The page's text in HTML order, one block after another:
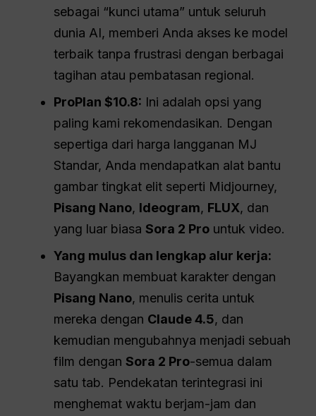
sebagai “kunci utama” untuk seluruh
dunia AI, memberi Anda akses ke model
terbaik tanpa frustrasi dengan berbagai
tagihan atau pembatasan regional.
ProPlan $10.8: Ini adalah opsi yang
paling kami rekomendasikan. Dengan
sepertiga dari harga langganan MJ
Standar, Anda mendapatkan alat bantu
gambar tingkat elit seperti Midjourney,
Pisang Nano, Ideogram, FLUX, dan
yang luar biasaSora 2 Pro untuk video.
Yang mulus dan lengkap alur kerja:
Bayangkan membuat karakter dengan
Pisang Nano, menulis cerita untuk
mereka dengan Claude 4.5, dan
kemudian mengubahnya menjadi sebuah
film denganSora 2 Pro-semua dalam
satu tab. Pendekatan terintegrasi ini
menghemat waktu berjam-jam dan